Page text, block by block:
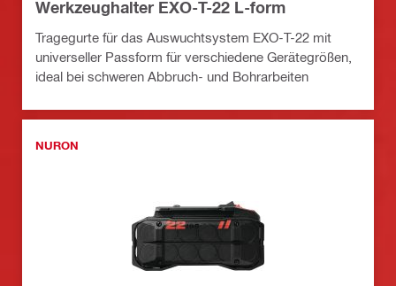
Werkzeughalter EXO-T-22 L-form
Tragegurte für das Auswuchtsystem EXO-T-22 mit
universeller Passform für verschiedene Gerätegrößen,
ideal bei schweren Abbruch- und Bohrarbeiten
NURON